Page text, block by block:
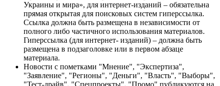
Украины и мира», для интернет-изданий – обязательна
прямая открытая для поисковых систем гиперссылка.
Ссылка должна быть размещена в независимости от
полного либо частичного использования материалов.
Гиперссылка (для интернет- изданий) – должна быть
размещена в подзаголовке или в первом абзаце
материала.
Новости с пометками "Мнение", "Экспертиза",
"Заявление", "Регионы", "Деньги", "Власть", "Выборы",
"Тест-драйв", "Спецпроекты", "Промо" публикуются на